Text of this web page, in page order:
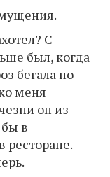
С
был, когда
бегала по
меня
он из
в
ресторане.